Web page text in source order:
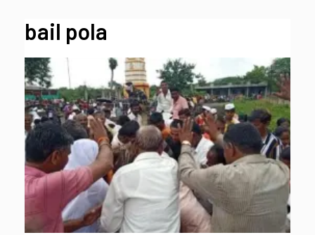
bail pola